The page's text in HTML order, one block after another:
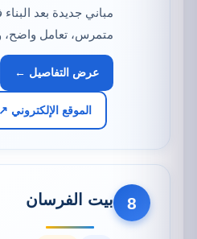
مباني جديدة بعد
متمرس، تعامل واضح،
عرض التفاصيل ←
الموقع الإلكتروني ↗
8 بيت الفرسان